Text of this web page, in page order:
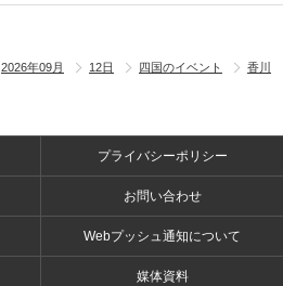
2026年09月 12日 四国のイベント
香川
プライバシーポリシー
お問い合わせ
Webプッシュ通知について
媒体資料